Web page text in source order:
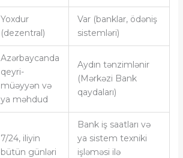
Yoxdur
(dezentral)
Var (banklar, ödəniş
sistemləri)
Azərbaycanda
qeyri-
müəyyən və
ya məhdud
Aydın tənzimlənir
(Mərkəzi Bank
qaydaları)
7/24, iliyin
bütün günləri
Bank iş saatları və
ya sistem texniki
işləməsi ilə